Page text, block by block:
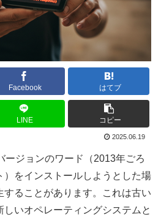
Facebook はてブ
LINE コピー
2025.06.19
ージョンのワード（2013年ごろ
）をインストールしようとした場
ることがあります。これは古い
いオペレーティングシステムと